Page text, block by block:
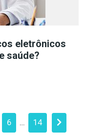
eletrônicos
saúde?
Page
6 … Page
14